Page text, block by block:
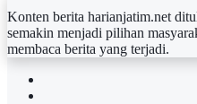
Konten berita harianjatim.net
semakin menjadi pilihan
membaca berita yang terjadi.